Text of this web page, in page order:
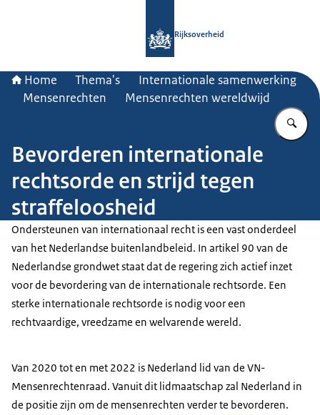
Rijksoverheid
Home Thema's
Internationale samenwerking
Mensenrechten
Mensenrechten wereldwijd
Bevorderen internationale
rechtsorde en strijd tegen
straffeloosheid
Ondersteunen van internationaal recht is een vast onderdeel
van het Nederlandse buitenlandbeleid. In artikel 90 van de
Nederlandse grondwet staat dat de regering zich actief inzet
voor de bevordering van de internationale rechtsorde. Een
sterke internationale rechtsorde is nodig voor een
rechtvaardige, vreedzame en welvarende wereld.
Van 2020 tot en met 2022 is Nederland lid van de VN-
Mensenrechtenraad. Vanuit dit lidmaatschap zal Nederland in
de positie zijn om de mensenrechten verder te bevorderen.